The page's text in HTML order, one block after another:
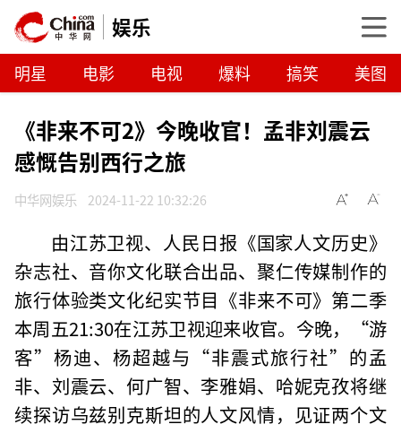
娱乐
明星 电影 电视 爆料 搞笑 美图
《非来不可2》今晚收官！孟非刘震云
感慨告别西行之旅
中华网娱乐 2024-11-22 10:32:26
由江苏卫视、人民日报《国家人文历史》
杂志社、音你文化联合出品、聚仁传媒制作的
旅行体验类文化纪实节目《非来不可》第二季
本周五21:30在江苏卫视迎来收官。今晚，“游
客”杨迪、杨超越与“非震式旅行社”的孟
非、刘震云、何广智、李雅娟、哈妮克孜将继
续探访乌兹别克斯坦的人文风情，见证两个文